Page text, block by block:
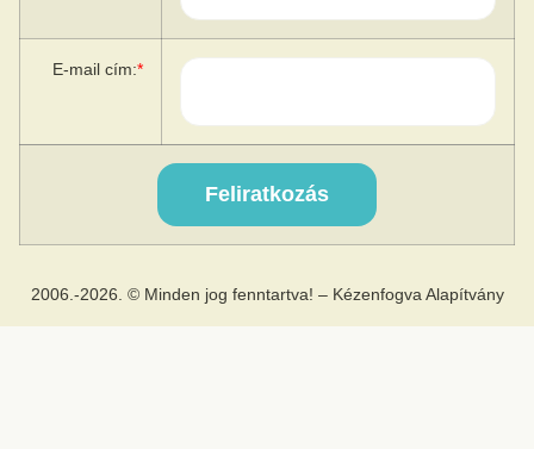
E-mail cím:*
2006.-2026. © Minden jog fenntartva! – Kézenfogva Alapítvány